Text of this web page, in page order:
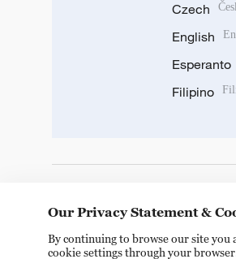
Czech
English
Esperanto
Filipino
Our Privacy Statement &
By continuing to browse our site you
cookie settings through your